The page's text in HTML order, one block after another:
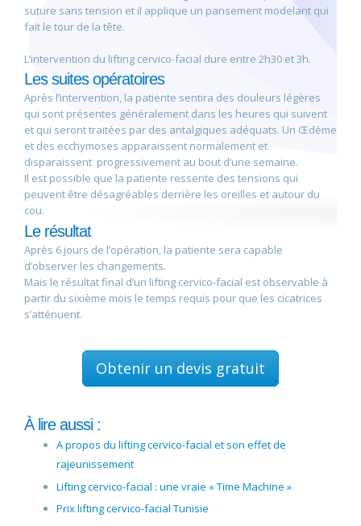
suture sans tension et il applique un pansement modelant qui
fait le tour de la tête.
L’intervention du lifting cervico-facial dure entre 2h30 et 3h.
Les suites opératoires
Après l’intervention, la patiente sentira des douleurs légères
qui sont présentes généralement dans les heures qui suivent
et qui seront traitées par des antalgiques adéquats. Un Œdème
et des ecchymoses apparaissent normalement et
disparaissent progressivement au bout d’une semaine.
Il est possible que la patiente ressente des tensions qui
peuvent être désagréables derrière les oreilles et autour du
cou.
Le résultat
Après 6 jours de l’opération, la patiente sera capable
d’observer les changements.
Mais le résultat final d’un lifting cervico-facial est observable à
partir du sixième mois le temps requis pour que les cicatrices
s’atténuent.
Obtenir un devis gratuit
À lire aussi :
A propos du lifting cervico-facial et son effet de
rajeunissement
Lifting cervico-facial : une vraie « Time Machine »
Prix lifting cervico-facial Tunisie